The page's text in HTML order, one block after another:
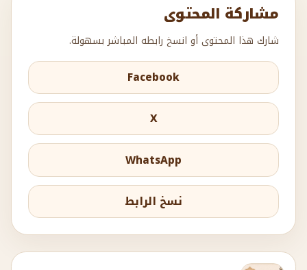
مشاركة المحتوى
شارك هذا المحتوى أو انسخ رابطه المباشر بسهولة.
Facebook
X
WhatsApp
نسخ الرابط